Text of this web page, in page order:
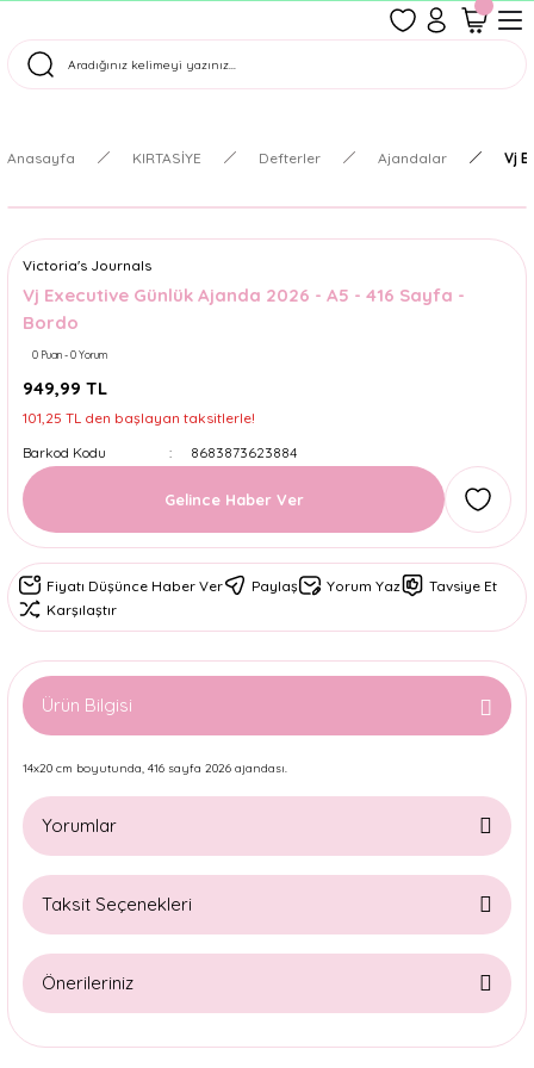
Tüm Siparişler Aynı Gün Kargoda!
Anasayfa KIRTASİYE Defterler Ajandalar Vj
Victoria's Journals
Vj Executive Günlük Ajanda 2026 - A5 - 416 Sayfa -
Bordo
0 Puan - 0 Yorum
949,99 TL
101,25 TL den başlayan taksitlerle!
Barkod Kodu
8683873623884
Gelince Haber Ver
Fiyatı Düşünce Haber Ver Paylaş Yorum Yaz
Tavsiye Et
Karşılaştır
Ürün Bilgisi
14x20 cm boyutunda, 416 sayfa 2026 ajandası.
Yorumlar
Taksit Seçenekleri
Önerileriniz
Bu ürünün fiyat bilgisi, resim, ürün açıklamalarında ve diğer